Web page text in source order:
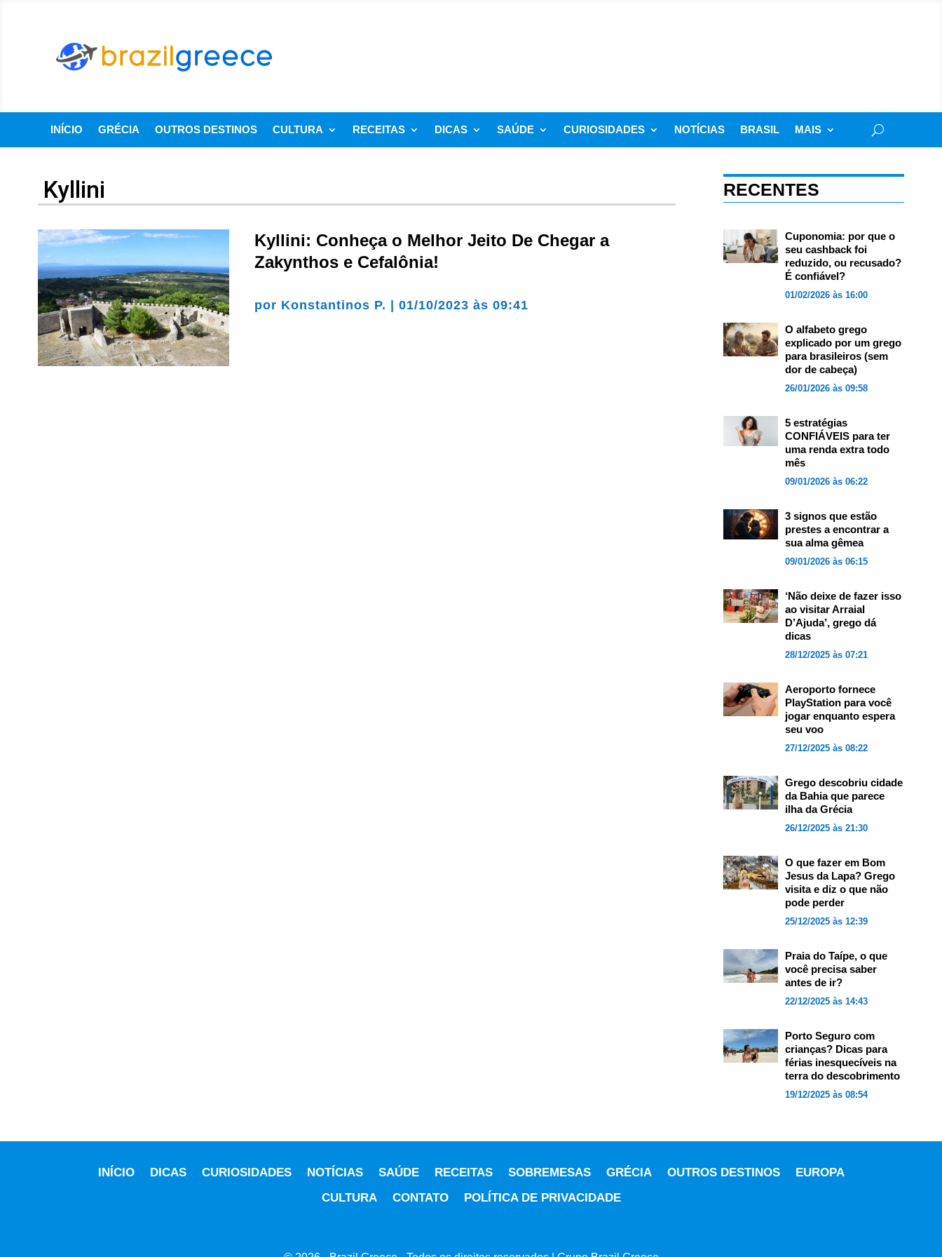
INÍCIO GRÉCIA OUTROS DESTINOS CULTURA RECEITAS DICAS SAÚDE CURIOSIDADES NOTÍCIAS BRASIL MAIS
Kyllini
Kyllini: Conheça o Melhor Jeito De Chegar a
Zakynthos e Cefalônia!
por Konstantinos P. |01/10/2023 às 09:41
RECENTES
Cuponomia: por que o
seu cashback foi
reduzido, ou recusado?
É confiável?
01/02/2026 às 16:00
O alfabeto grego
explicado por um grego
para brasileiros (sem
dor de cabeça)
26/01/2026 às 09:58
5 estratégias
CONFIÁVEIS para ter
uma renda extra todo
mês
09/01/2026 às 06:22
3 signos que estão
prestes a encontrar a
sua alma gêmea
09/01/2026 às 06:15
‘Não deixe de fazer isso
ao visitar Arraial
D’Ajuda’, grego dá
dicas
28/12/2025 às 07:21
Aeroporto fornece
PlayStation para você
jogar enquanto espera
seu voo
27/12/2025 às 08:22
Grego descobriu cidade
da Bahia que parece
ilha da Grécia
26/12/2025 às 21:30
O que fazer em Bom
Jesus da Lapa? Grego
visita e diz o que não
pode perder
25/12/2025 às 12:39
Praia do Taípe, o que
você precisa saber
antes de ir?
22/12/2025 às 14:43
Porto Seguro com
crianças? Dicas para
férias inesquecíveis na
terra do descobrimento
19/12/2025 às 08:54
INÍCIO DICAS CURIOSIDADES NOTÍCIAS SAÚDE RECEITAS SOBREMESAS GRÉCIA OUTROS DESTINOS
EUROPA
CULTURA
CONTATO POLÍTICA DE PRIVACIDADE